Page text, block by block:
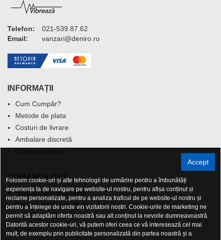
Telefon:
021-539.87.62
Email:
vanzari@deniro.ro
INFORMAȚII
Cum Cumpăr?
Metode de plata
Costuri de livrare
Ambalare discretă
COMANDA DVS.
Regulament Vouchere
Returnarea produselor
Garanția produselor
Contact
Accept
Folosim cookie-uri și alte tehnologii de urmărire pentru a îmbunătăți
experiența ta de navigare pe website-ul nostru, pentru afișa conținut și
reclame personalizate, pentru a analiza traficul de pe website-ul nostru și
pentru a înțelege de unde vin vizitatorii noștri. Cookie-urile de marketing ne
permit să adaptăm oferta noastră sau alt conținut la nevoile dumneavoastră.
Datorită acestor cookie-uri, vă putem oferi ceea ce vă interesează cel mai
mult, de exemplu prin publicitate personalizată din partea noastră și a